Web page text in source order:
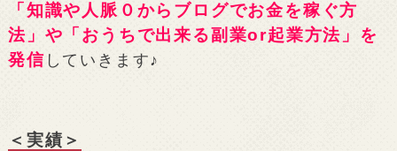
「知識や人脈０からブログでお金を稼ぐ方
法」や「おうちで出来る副業or起業方法」を
発信 していきます♪
＜実績＞